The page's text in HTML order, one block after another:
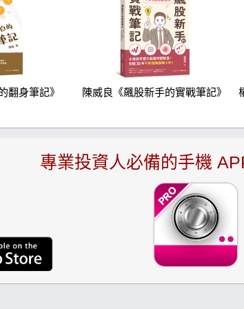
翻身筆記》 陳威良《飆股新手的實戰筆記》
專業投資人必備的手機